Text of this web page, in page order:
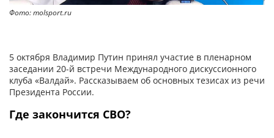
Фото: molsport.ru
5 октября Владимир Путин принял участие в пленарном
заседании 20-й встречи Международного дискуссионного
клуба «Валдай». Рассказываем об основных тезисах из речи
Президента России.
Где закончится СВО?